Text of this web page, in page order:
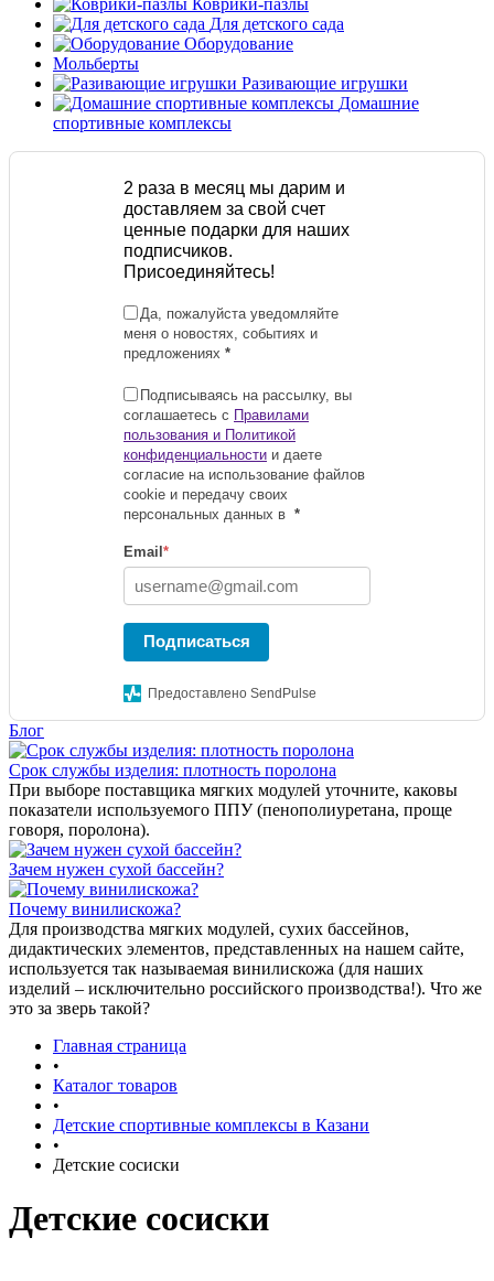
Коврики-пазлы
Для детского сада
Оборудование
Мольберты
Разивающие игрушки
Домашние
спортивные комплексы
2 раза в месяц мы дарим и
доставляем за свой счет
ценные подарки для наших
подписчиков.
Присоединяйтесь!
Да, пожалуйста уведомляйте
меня о новостях, событиях и
предложениях *
Подписываясь на рассылку, вы
соглашаетесь с Правилами
пользования и Политикой
конфиденциальности и даете
согласие на использование файлов
cookie и передачу своих
персональных данных в *
Email *
Подписаться
Предоставлено SendPulse
Блог
Срок службы изделия: плотность поролона
При выборе поставщика мягких модулей уточните, каковы
показатели используемого ППУ (пенополиуретана, проще
говоря, поролона).
Зачем нужен сухой бассейн?
Почему винилискожа?
Для производства мягких модулей, сухих бассейнов,
дидактических элементов, представленных на нашем сайте,
используется так называемая винилискожа (для наших
изделий – исключительно российского производства!). Что же
это за зверь такой?
Главная страница
•
Каталог товаров
•
Детские спортивные комплексы в Казани
•
Детские сосиски
Детские сосиски